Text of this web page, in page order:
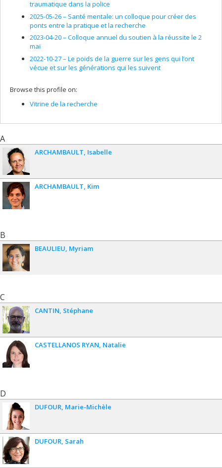
traumatique dans la police
2025-05-26 – Santé mentale: un colloque pour créer des
ponts entre la pratique et la recherche
2023-04-20 – Colloque annuel du soutien à la réussite le 2
mai
2022-10-27 – Le poids de la guerre sur les gens qui l’ont
vécue et sur les générations qui les suivent
Browse this profile on:
Vitrine de la recherche
A
ARCHAMBAULT Isabelle
ARCHAMBAULT Kim
B
BEAULIEU Myriam
C
CANTIN Stéphane
CASTELLANOS RYAN Natalie
D
DUFOUR Marie-Michèle
DUFOUR Sarah